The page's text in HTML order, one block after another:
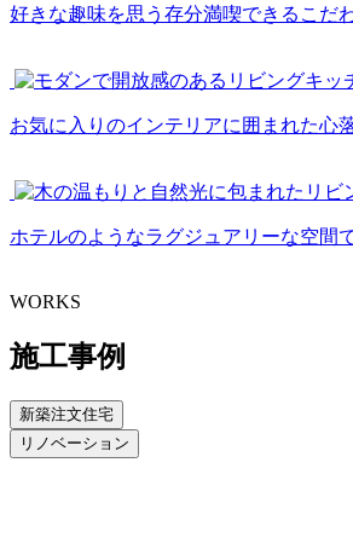
好きな趣味を思う存分満喫できるこだ
お気に入りのインテリアに囲まれた心
ホテルのようなラグジュアリーな空間
WORKS
施工事例
新築注文住宅
リノベーション